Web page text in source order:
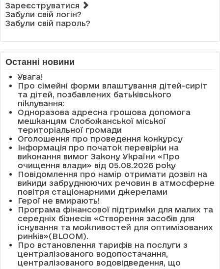
Зареєструватися
Забули свій логін?
Забули свій пароль?
Останні новини
Увага!
Про сімейні форми влаштування дітей-сиріт
та дітей, позбавлених батьківського
піклування:
Одноразова адресна грошова допомога
мешканцям Слобожанської міської
територіальної громади
Оголошення про проведення конкурсу
Інформація про початок перевірки на
виконання вимог Закону України «Про
очищення влади» від 05.08.2026 року
Повідомлення про намір отримати дозвіл на
викиди забруднюючих речовин в атмосферне
повітря стаціонарними джерелами
Герої не вмирають!
Програма фінансової підтримки для малих та
середніх бізнесів «Створення засобів для
існування та можливостей для оптимізованих
ринків»(BLOOM).
Про встановлення тарифів на послуги з
централізованого водопостачання,
централізованого водовідведення, що